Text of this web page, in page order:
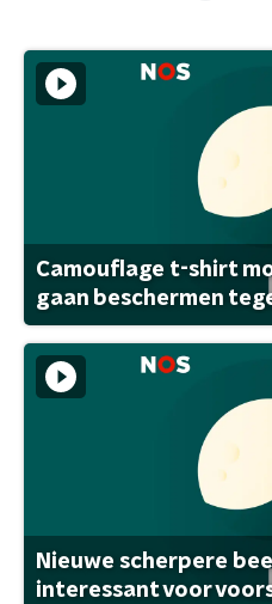
Camouflage t-shirt
gaan beschermen
Nieuwe scherpere
interessant voor